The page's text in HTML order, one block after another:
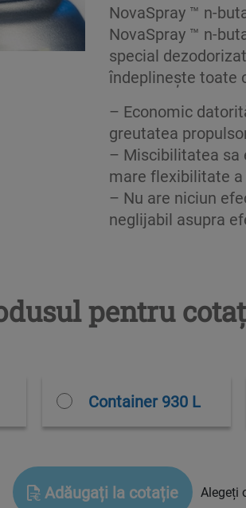
NovaSpray ™ n-
NovaSpray ™ n-
special
îndeplinește toate
– Economic
greutatea
– Miscibilitatea sa
mare flexibilitate
– Nu are niciun
neglijabil asupra
pentru
Container 930 L
Adăugați la cotație Alegeți